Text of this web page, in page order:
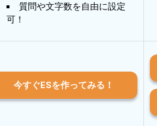
質問や文字数を自由に設定
可！
今すぐESを作ってみる！